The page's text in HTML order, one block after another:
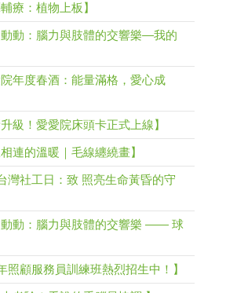
療：植物上板】
動動：腦力與肢體的交響樂—我的
年度春酒：能量滿格，愛心成
級！愛愛院床頭卡正式上線】
連的溫暖｜毛線纏繞畫】
灣社工日：致 照亮生命黃昏的守
動動：腦力與肢體的交響樂 —— 球
照顧服務員訓練班熱烈招生中！】